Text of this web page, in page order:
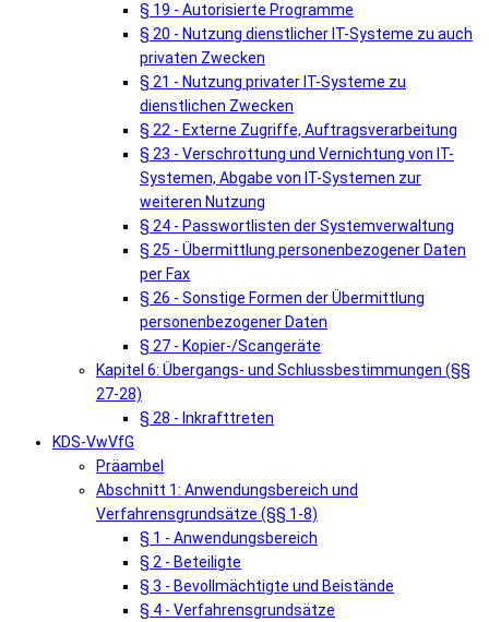
§ 19 - Autorisierte Programme
§ 20 - Nutzung dienstlicher IT-Systeme zu auch
privaten Zwecken
§ 21 - Nutzung privater IT-Systeme zu
dienstlichen Zwecken
§ 22 - Externe Zugriffe, Auftragsverarbeitung
§ 23 - Verschrottung und Vernichtung von IT-
Systemen, Abgabe von IT-Systemen zur
weiteren Nutzung
§ 24 - Passwortlisten der Systemverwaltung
§ 25 - Übermittlung personenbezogener Daten
per Fax
§ 26 - Sonstige Formen der Übermittlung
personenbezogener Daten
§ 27 - Kopier-/Scangeräte
Kapitel 6: Übergangs- und Schlussbestimmungen (§§
27-28)
§ 28 - Inkrafttreten
KDS-VwVfG
Präambel
Abschnitt 1: Anwendungsbereich und
Verfahrensgrundsätze (§§ 1-8)
§ 1 - Anwendungsbereich
§ 2 - Beteiligte
§ 3 - Bevollmächtigte und Beistände
§ 4 - Verfahrensgrundsätze